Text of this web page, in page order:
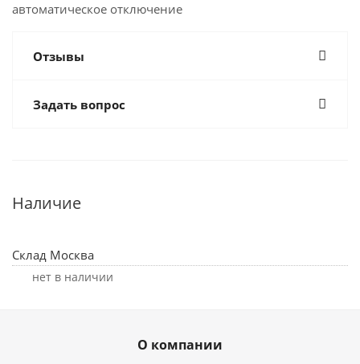
автоматическое отключение
Отзывы
Задать вопрос
Наличие
Склад Москва
Нет в наличии
О компании